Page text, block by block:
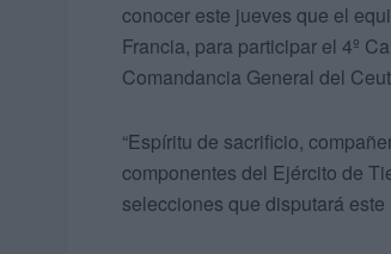
conocer este jueves que el
Francia, para participar el 4º
Comandancia General del
“Espíritu de sacrificio,
componentes del Ejército de
selecciones que disputará este